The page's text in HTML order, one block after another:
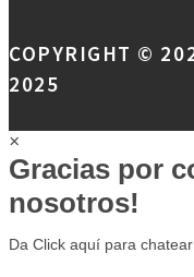
COPYRIGHT ©
2025
×
Gracias por
nosotros!
Da Click aquí para